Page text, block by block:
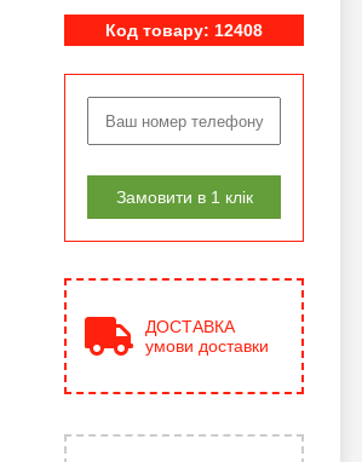
Код товару: 12408
Замовити в 1 клік
ДОСТАВКА
умови доставки